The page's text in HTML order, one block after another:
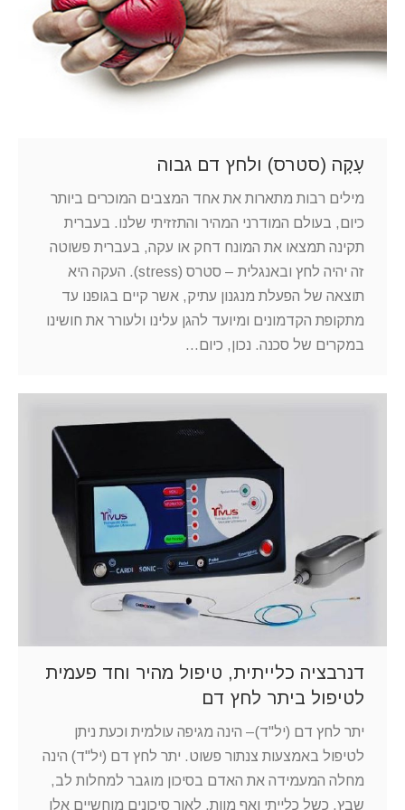
עָקָה (סטרס) ולחץ דם גבוה
מילים רבות מתארות את אחד המצבים המוכרים ביותר
כיום, בעולם המודרני המהיר והתזזיתי שלנו. בעברית
תקינה תמצאו את המונח דחק או עקה, בעברית פשוטה
זה יהיה לחץ ובאנגלית – סטרס (stress). העקה היא
תוצאה של הפעלת מנגנון עתיק, אשר קיים בגופנו עד
מתקופת הקדמונים ומיועד להגן עלינו ולעורר את חושינו
במקרים של סכנה. נכון, כיום…
דנרבציה כלייתית, טיפול מהיר וחד פעמית
לטיפול ביתר לחץ דם
יתר לחץ דם (יל"ד)– הינה מגיפה עולמית וכעת ניתן
לטיפול באמצעות צנתור פשוט. יתר לחץ דם (יל"ד) הינה
מחלה המעמידה את האדם בסיכון מוגבר למחלות לב,
שבץ, כשל כלייתי ואף מוות. לאור סיכונים מוחשיים אלו